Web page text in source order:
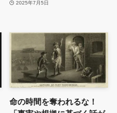
2025年7月5日
命の時間を奪われるな！